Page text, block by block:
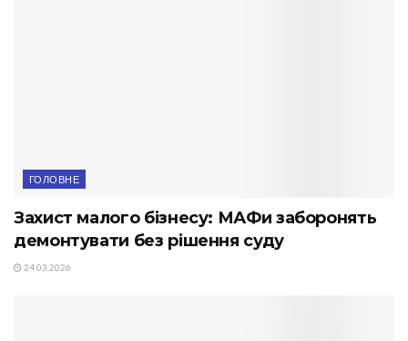
ГОЛОВНЕ
Захист малого бізнесу: МАФи заборонять
демонтувати без рішення суду
24.03.2026